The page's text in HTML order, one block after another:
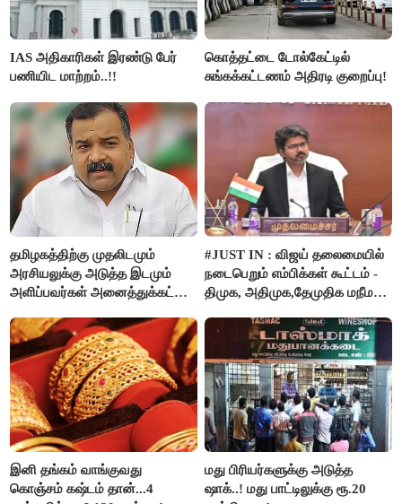
IAS அதிகாரிகள் இரண்டு பேர்
பணியிட மாற்றம்..!!
கொத்தட்டை டோல்கேட்டில்
சுங்கக்கட்டணம் அதிரடி குறைப்பு!
தமிழகத்திற்கு முதலிடமும்
அரசியலுக்கு அடுத்த இடமும்
அளிப்பவர்கள் அனைத்துக்கட்சி
பங்கேற்பார்கள் - மாணிக்கம்
தாகூர்..!!
#JUST IN : விஜய் தலைமையில்
நடைபெறும் எம்பிக்கள் கூட்டம் -
திமுக, அதிமுக,தேமுதிக மநீம
இனி தங்கம் வாங்குவது
கொஞ்சம் கஷ்டம் தான்...4
மது பிரியர்களுக்கு அடுத்த
ஷாக்..! மது பாட்டிலுக்கு ரூ.20